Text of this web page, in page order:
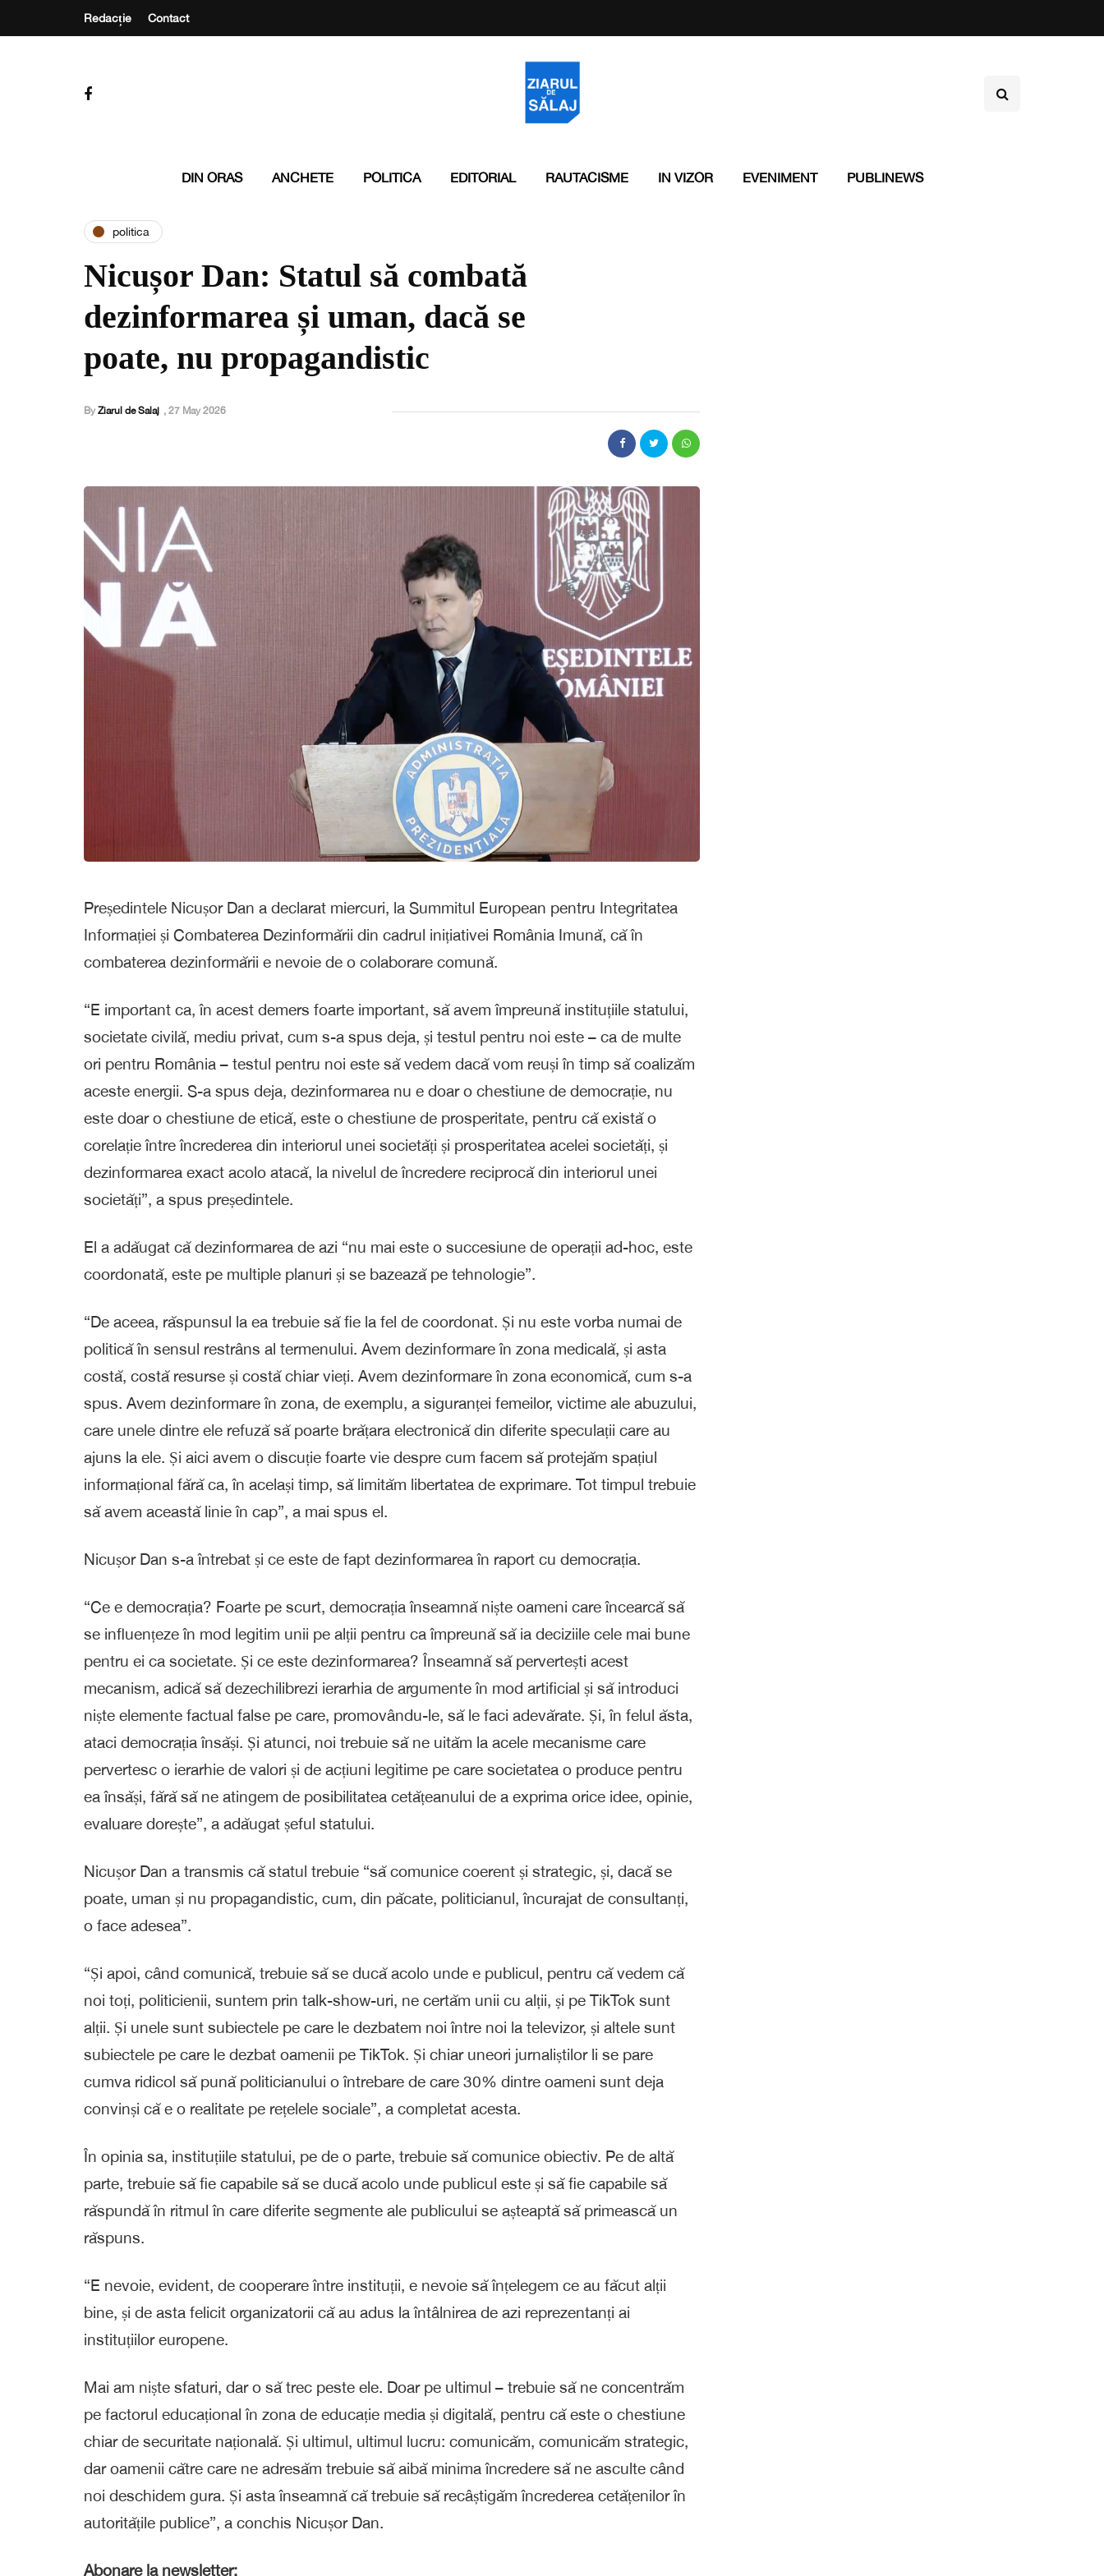
Redacție Contact
DIN ORAS ANCHETE POLITICA EDITORIAL RAUTACISME IN VIZOR EVENIMENT PUBLINEWS
politica
Nicușor Dan: Statul să combată
dezinformarea și uman, dacă se
poate, nu propagandistic
By Ziarul de Salaj , 27 May 2026
Președintele Nicușor Dan a declarat miercuri, la Summitul European pentru Integritatea
Informației și Combaterea Dezinformării din cadrul inițiativei România Imună, că în
combaterea dezinformării e nevoie de o colaborare comună.
“E important ca, în acest demers foarte important, să avem împreună instituțiile statului,
societate civilă, mediu privat, cum s-a spus deja, și testul pentru noi este – ca de multe
ori pentru România – testul pentru noi este să vedem dacă vom reuși în timp să coalizăm
aceste energii. S-a spus deja, dezinformarea nu e doar o chestiune de democrație, nu
este doar o chestiune de etică, este o chestiune de prosperitate, pentru că există o
corelație între încrederea din interiorul unei societăți și prosperitatea acelei societăți, și
dezinformarea exact acolo atacă, la nivelul de încredere reciprocă din interiorul unei
societăți”, a spus președintele.
El a adăugat că dezinformarea de azi “nu mai este o succesiune de operații ad-hoc, este
coordonată, este pe multiple planuri și se bazează pe tehnologie”.
“De aceea, răspunsul la ea trebuie să fie la fel de coordonat. Și nu este vorba numai de
politică în sensul restrâns al termenului. Avem dezinformare în zona medicală, și asta
costă, costă resurse și costă chiar vieți. Avem dezinformare în zona economică, cum s-a
spus. Avem dezinformare în zona, de exemplu, a siguranței femeilor, victime ale abuzului,
care unele dintre ele refuză să poarte brățara electronică din diferite speculații care au
ajuns la ele. Și aici avem o discuție foarte vie despre cum facem să protejăm spațiul
informațional fără ca, în același timp, să limităm libertatea de exprimare. Tot timpul trebuie
să avem această linie în cap”, a mai spus el.
Nicușor Dan s-a întrebat și ce este de fapt dezinformarea în raport cu democrația.
“Ce e democrația? Foarte pe scurt, democrația înseamnă niște oameni care încearcă să
se influențeze în mod legitim unii pe alții pentru ca împreună să ia deciziile cele mai bune
pentru ei ca societate. Și ce este dezinformarea? Înseamnă să pervertești acest
mecanism, adică să dezechilibrezi ierarhia de argumente în mod artificial și să introduci
niște elemente factual false pe care, promovându-le, să le faci adevărate. Și, în felul ăsta,
ataci democrația însăși. Și atunci, noi trebuie să ne uităm la acele mecanisme care
pervertesc o ierarhie de valori și de acțiuni legitime pe care societatea o produce pentru
ea însăși, fără să ne atingem de posibilitatea cetățeanului de a exprima orice idee, opinie,
evaluare dorește”, a adăugat șeful statului.
Nicușor Dan a transmis că statul trebuie “să comunice coerent și strategic, și, dacă se
poate, uman și nu propagandistic, cum, din păcate, politicianul, încurajat de consultanți,
o face adesea”.
“Și apoi, când comunică, trebuie să se ducă acolo unde e publicul, pentru că vedem că
noi toți, politicienii, suntem prin talk-show-uri, ne certăm unii cu alții, și pe TikTok sunt
alții. Și unele sunt subiectele pe care le dezbatem noi între noi la televizor, și altele sunt
subiectele pe care le dezbat oamenii pe TikTok. Și chiar uneori jurnaliștilor li se pare
cumva ridicol să pună politicianului o întrebare de care 30% dintre oameni sunt deja
convinși că e o realitate pe rețelele sociale”, a completat acesta.
În opinia sa, instituțiile statului, pe de o parte, trebuie să comunice obiectiv. Pe de altă
parte, trebuie să fie capabile să se ducă acolo unde publicul este și să fie capabile să
răspundă în ritmul în care diferite segmente ale publicului se așteaptă să primească un
răspuns.
“E nevoie, evident, de cooperare între instituții, e nevoie să înțelegem ce au făcut alții
bine, și de asta felicit organizatorii că au adus la întâlnirea de azi reprezentanți ai
instituțiilor europene.
Mai am niște sfaturi, dar o să trec peste ele. Doar pe ultimul – trebuie să ne concentrăm
pe factorul educațional în zona de educație media și digitală, pentru că este o chestiune
chiar de securitate națională. Și ultimul, ultimul lucru: comunicăm, comunicăm strategic,
dar oamenii către care ne adresăm trebuie să aibă minima încredere să ne asculte când
noi deschidem gura. Și asta înseamnă că trebuie să recâștigăm încrederea cetățenilor în
autoritățile publice”, a conchis Nicușor Dan.
Abonare la newsletter: